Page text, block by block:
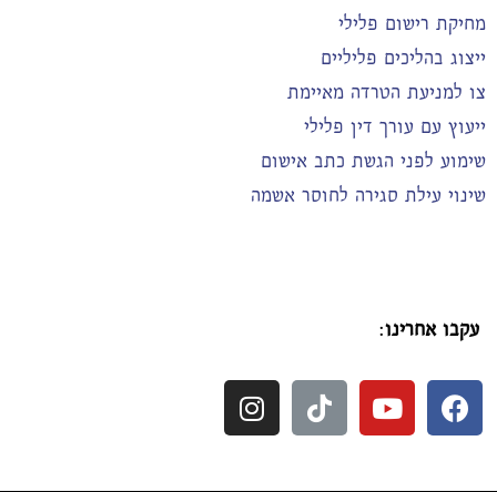
מחיקת רישום פלילי
ייצוג בהליכים פליליים
צו למניעת הטרדה מאיימת
ייעוץ עם עורך דין פלילי
שימוע לפני הגשת כתב אישום
שינוי עילת סגירה לחוסר אשמה
עקבו אחרינו: